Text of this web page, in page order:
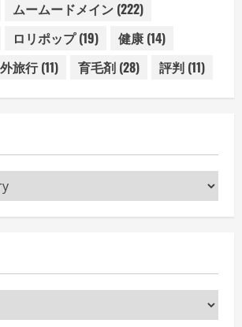
ムームードメイン (222)
ロリポップ(19) 健康 (14)
旅行(11) 育毛剤 (28) 評判 (11)